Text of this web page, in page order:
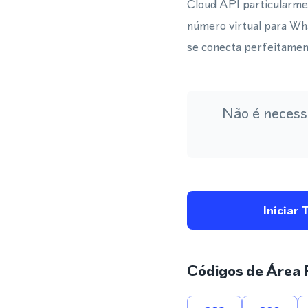
Cloud API
número virtual para
se conecta
Não é
Iniciar
Códigos de Área